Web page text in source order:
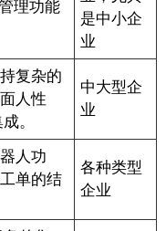
理功能
是中小企
业
复杂的
人性
。
中大型企
业
人功
单的结
各种类型
企业